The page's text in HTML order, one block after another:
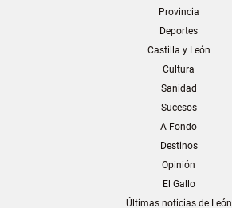
Provincia
Deportes
Castilla y León
Cultura
Sanidad
Sucesos
A Fondo
Destinos
Opinión
El Gallo
Últimas noticias de León